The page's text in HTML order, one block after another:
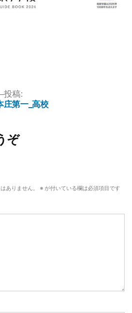
投稿:
庄第一_高校
ぞ
ありません。 ※ が付いている欄は必須項目です